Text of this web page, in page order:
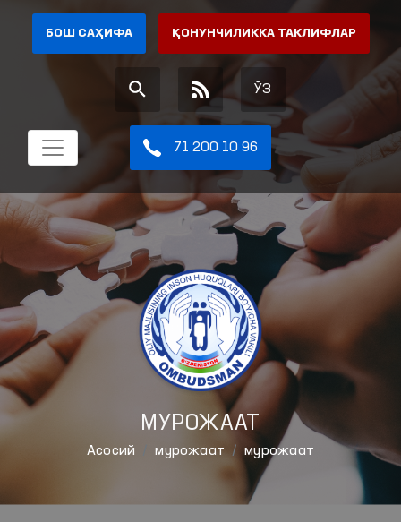
БОШ САҲИФА ҚОНУНЧИЛИККА ТАКЛИФЛАР
ЎЗ
71 200 10 96
МУРОЖААТ
Aсосий мурожаат мурожаат